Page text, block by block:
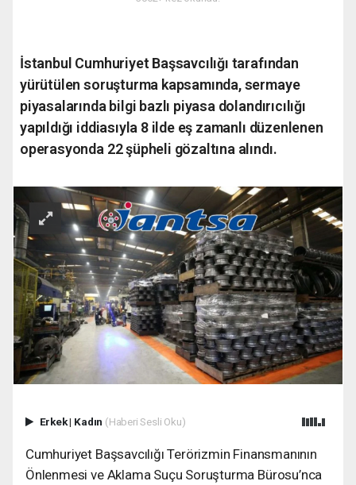
İstanbul Cumhuriyet Başsavcılığı tarafından
yürütülen soruşturma kapsamında, sermaye
piyasalarında bilgi bazlı piyasa dolandırıcılığı
yapıldığı iddiasıyla 8 ilde eş zamanlı düzenlenen
operasyonda 22 şüpheli gözaltına alındı.
Erkek| Kadın (Haberi Sesli Oku)
Cumhuriyet Başsavcılığı Terörizmin Finansmanının
Önlenmesi ve Aklama Suçu Soruşturma Bürosu’nca